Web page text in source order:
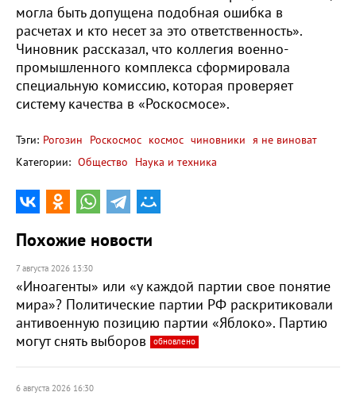
могла быть допущена подобная ошибка в
расчетах и кто несет за это ответственность».
Чиновник рассказал, что коллегия военно-
промышленного комплекса сформировала
специальную комиссию, которая проверяет
систему качества в «Роскосмосе».
Тэги: Рогозин Роскосмос космос чиновники я не виноват
Категории: Общество Наука и техника
Похожие новости
7 августа 2026 13:30
«Иноагенты» или «у каждой партии свое понятие
мира»? Политические партии РФ раскритиковали
антивоенную позицию партии «Яблоко». Партию
могут снять выборов
обновлено
6 августа 2026 16:30